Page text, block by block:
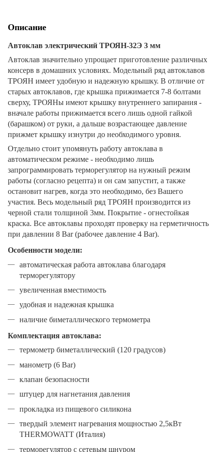
Описание
Автоклав электрический ТРОЯН-32Э 3 мм
Автоклав значительно упрощает приготовление различных
консерв в домашних условиях. Модельный ряд автоклавов
ТРОЯН имеет удобную и надежную крышку. В отличие от
старых автоклавов, где крышка прижимается 7-8 болтами
сверху, ТРОЯНы имеют крышку внутреннего запирания -
вначале работы прижимается всего лишь одной гайкой
(барашком) от руки, а дальше возрастающее давление
прижмет крышку изнутри до необходимого уровня.
Отдельно стоит упомянуть работу автоклава в
автоматическом режиме - необходимо лишь
запрограммировать терморегулятор на нужный режим
работы (согласно рецепта) и он сам запустит, а также
остановит нагрев, когда это необходимо, без Вашего
участия. Весь модельный ряд ТРОЯН производится из
черной стали толщиной 3мм. Покрытие - огнестойкая
краска. Все автоклавы проходят проверку на герметичность
при давлении 8 Bar (рабочее давление 4 Bar).
Особенности модели:
автоматическая работа автоклава благодаря
терморегулятору
увеличенная вместимость
удобная и надежная крышка
наличие биметаллического термометра
Комплектация автоклава:
термометр биметаллический (120 градусов)
манометр (6 Bar)
клапан безопасности
штуцер для нагнетания давления
прокладка из пищевого силикона
твердый элемент нагревания мощностью 2,5кВт
THERMOWATT (Италия)
терморегулятор с сетевым шнуром